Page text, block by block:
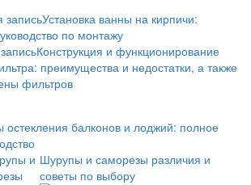
Установка ванны на кирпичи:
по монтажу
Конструкция и функционирование
преимущества и недостатки, а также
фильтров
остекления балконов и лоджий: полное
Шурупы и саморезы различия и
советы по выбору